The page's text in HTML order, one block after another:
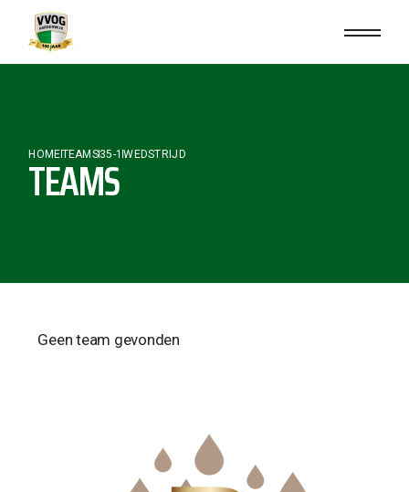
HOMETEAMS35-1 WEDSTRIJD
TEAMS
Geen team gevonden